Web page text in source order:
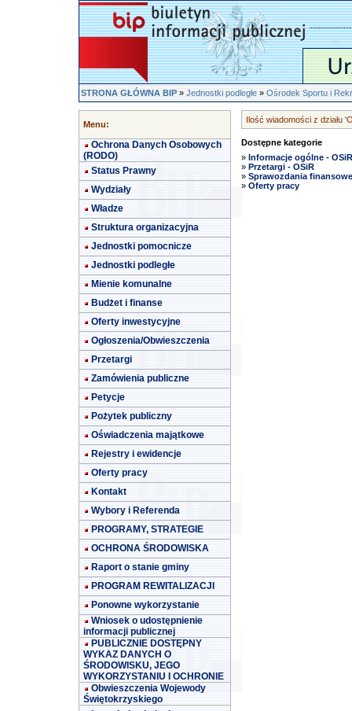
STRONA GŁÓWNA BIP»Jednostki podległe»Ośrodek Sportu i
Menu:
Ochrona Danych Osobowych
(RODO)
Status Prawny
Wydziały
Władze
Struktura organizacyjna
Jednostki pomocnicze
Jednostki podległe
Mienie komunalne
Budżet i finanse
Oferty inwestycyjne
Ogłoszenia/Obwieszczenia
Przetargi
Zamówienia publiczne
Petycje
Pożytek publiczny
Oświadczenia majątkowe
Rejestry i ewidencje
Oferty pracy
Kontakt
Wybory i Referenda
PROGRAMY, STRATEGIE
OCHRONA ŚRODOWISKA
Raport o stanie gminy
PROGRAM REWITALIZACJI
Ponowne wykorzystanie
Wniosek o udostępnienie
informacji publicznej
PUBLICZNIE DOSTĘPNY
WYKAZ DANYCH O
ŚRODOWISKU, JEGO
WYKORZYSTANIU I OCHRONIE
Obwieszczenia Wojewody
Świętokrzyskiego
Ilość wiadomości z działu
Dostępne kategorie
» Informacje ogólne - OSiR
» Przetargi - OSiR
» Sprawozdania finansowe
» Oferty pracy